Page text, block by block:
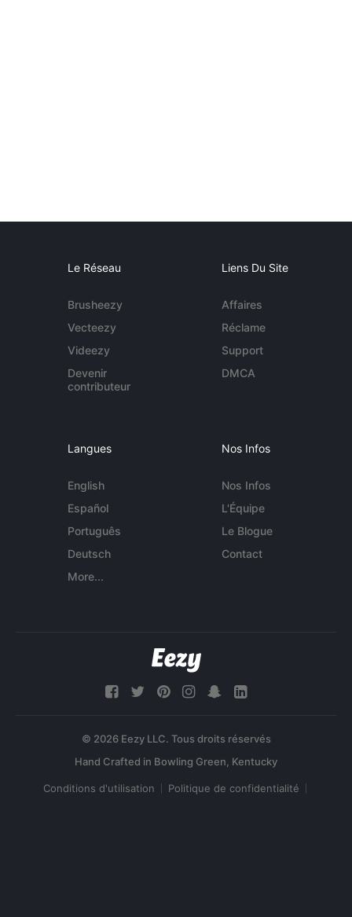
Le Réseau
Brusheezy
Vecteezy
Videezy
Devenir
contributeur
Liens Du Site
Affaires
Réclame
Support
DMCA
Langues
English
Español
Português
Deutsch
More...
Nos Infos
Nos Infos
L'Équipe
Le Blogue
Contact
© 2026 Eezy LLC. Tous droits réservés
Conditions d'utilisation Politique de confidentialité